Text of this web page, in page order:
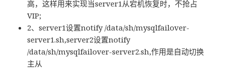
高，这样用来实现当server1从宕机恢复时，不抢占
VIP;
2、server1设置notify /data/sh/mysqlfailover-
server1.sh,server2设置notify
/data/sh/mysqlfailover-server2.sh,作用是自动切换
主从